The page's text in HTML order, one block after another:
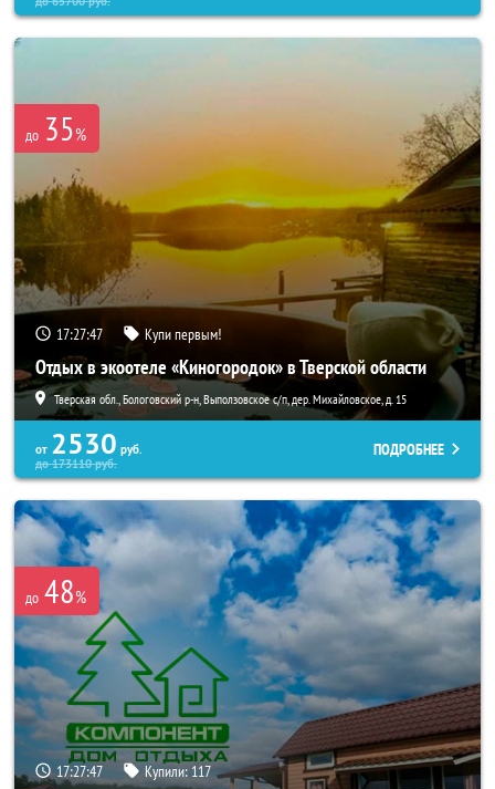
до 35%
17:27:46 Купи первым!
Отдых в экоотеле «Киногородок» в Тверской области
Тверская обл., Бологовский р-н, Выползовское с/п, дер. Михайловское, д. 15
от 2530 руб.
до173110руб.
ПОДРОБНЕЕ
до 48%
17:27:46 Купили: 117